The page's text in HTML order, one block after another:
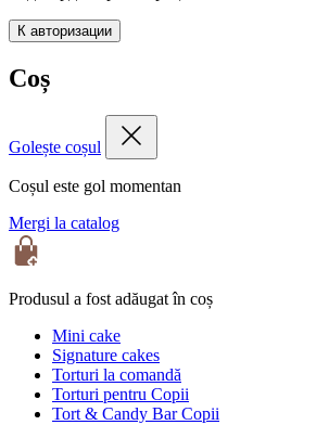
К авторизации
Coș
Golește coșul
Coșul este gol momentan
Mergi la catalog
Produsul a fost adăugat în coș
Mini cake
Signature cakes
Torturi la comandă
Torturi pentru Copii
Tort & Candy Bar Copii